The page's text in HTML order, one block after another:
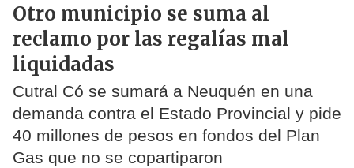
Otro municipio se suma al
reclamo por las regalías mal
liquidadas
Cutral Có se sumará a Neuquén en una
demanda contra el Estado Provincial y pide
40 millones de pesos en fondos del Plan
Gas que no se copartiparon